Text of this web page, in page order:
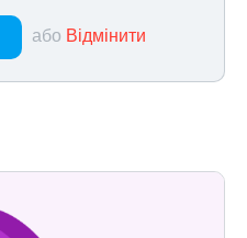
або Відмінити